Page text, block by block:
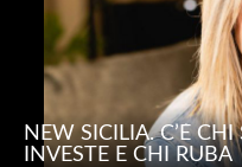
NEW SICILIA. C’È
INVESTE E CHI RUBA